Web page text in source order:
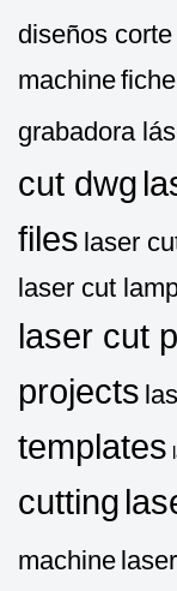
diseños
machine
grabadora
cut dwg
files laser
laser cut
laser cut
projects
templates
cutting
machine